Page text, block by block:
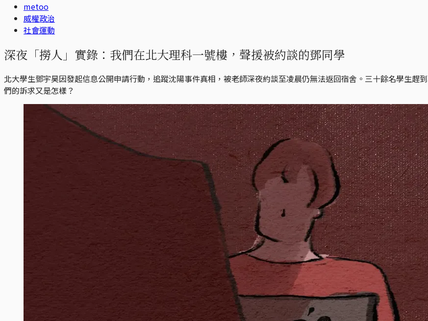
metoo
威權政治
社會運動
深夜「撈人」實錄：我們在北大理科一號樓，聲援被約談的鄧同學
北大學生鄧宇昊因發起信息公開申請行動，追蹤沈陽事件真相，被老師深夜約談至凌晨仍無法返回宿舍。三十餘名學生趕
們的訴求又是怎樣？